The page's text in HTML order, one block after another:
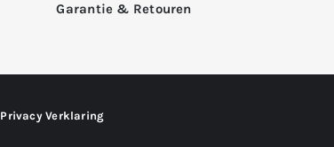
Garantie & Retouren
Privacy Verklaring